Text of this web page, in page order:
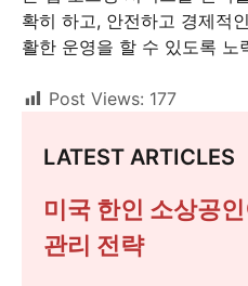
확히 하고, 안전하고 경제적
활한 운영을 할 수 있도록 노
Post Views: 177
LATEST ARTICLES
미국 한인 소상공
관리 전략